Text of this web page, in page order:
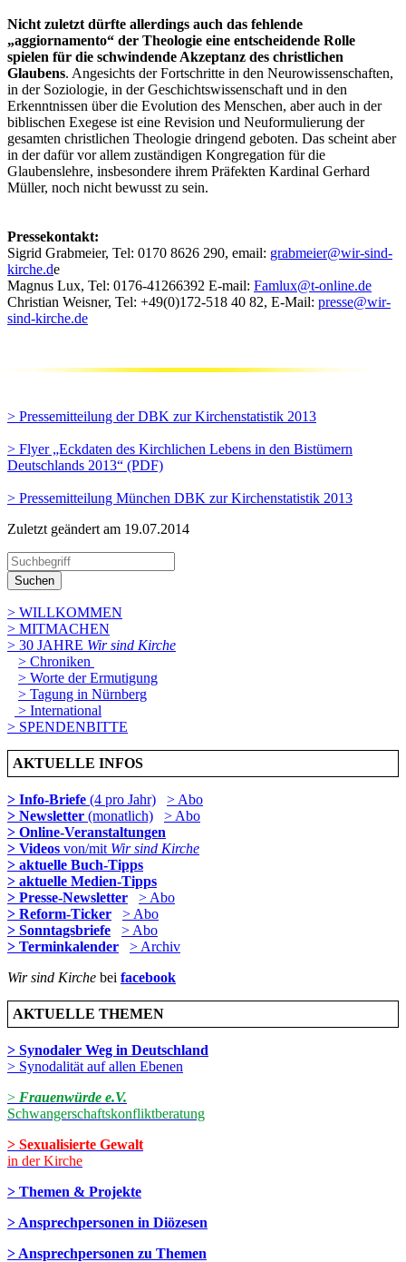
Nicht zuletzt dürfte allerdings auch das fehlende
„aggiornamento“ der Theologie eine entscheidende Rolle
spielen für die schwindende Akzeptanz des christlichen
Glaubens. Angesichts der Fortschritte in den Neurowissenschaften,
in der Soziologie, in der Geschichtswissenschaft und in den
Erkenntnissen über die Evolution des Menschen, aber auch in der
biblischen Exegese ist eine Revision und Neuformulierung der
gesamten christlichen Theologie dringend geboten. Das scheint aber
in der dafür vor allem zuständigen Kongregation für die
Glaubenslehre, insbesondere ihrem Präfekten Kardinal Gerhard
Müller, noch nicht bewusst zu sein.
Pressekontakt:
Sigrid Grabmeier, Tel: 0170 8626 290, email: grabmeier@wir-sind-
kirche.de
Magnus Lux, Tel: 0176-41266392 E-mail: Famlux@t-online.de
Christian Weisner, Tel: +49(0)172-518 40 82, E-Mail: presse@wir-
sind-kirche.de
> Pressemitteilung der DBK zur Kirchenstatistik 2013
> Flyer „Eckdaten des Kirchlichen Lebens in den Bistümern
Deutschlands 2013“ (PDF)
> Pressemitteilung München DBK zur Kirchenstatistik 2013
Zuletzt geändert am 19­.07.2014
Suchen
> WILLKOMMEN
> MITMACHEN
> 30 JAHRE Wir sind Kirche
> Chroniken
> Worte der Ermutigung
> Tagung in Nürnberg
> International
> SPENDENBITTE
AKTUELLE INFOS
> Info-Briefe (4 pro Jahr)
> Abo
> Newsletter (monatlich)
> Abo
> Online-Veranstaltungen
> Videos von/mit Wir sind Kirche
> aktuelle Buch-Tipps
> aktuelle Medien-Tipps
> Presse-Newsletter
> Abo
> Reform-Ticker
> Abo
> Sonntagsbriefe
> Abo
> Terminkalender
> Archiv
Wir sind Kirche bei facebook
AKTUELLE THEMEN
> Synodaler Weg in Deutschland
> Synodalität auf allen Ebenen
> Frauenwürde e.V.
Schwangerschaftskonfliktberatung
> Sexualisierte Gewalt
in der Kirche
> Themen & Projekte
> Ansprechpersonen in Diözesen
> Ansprechpersonen zu Themen